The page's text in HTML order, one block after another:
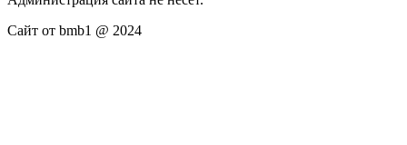
Сайт от bmb1 @ 2024